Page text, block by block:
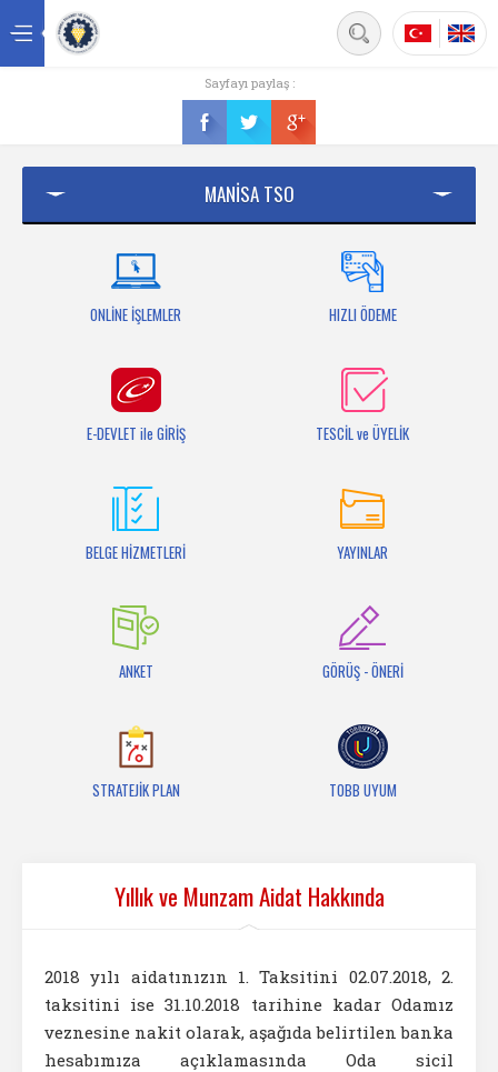
Üyelik
Bilgi Bankası
Sayfayı paylaş :
MANİSA TSO
ONLİNE İŞLEMLER HIZLI ÖDEME
E-DEVLET ile GİRİŞ TESCİL ve ÜYELİK
BELGE HİZMETLERİ YAYINLAR
ANKET GÖRÜŞ - ÖNERİ
STRATEJİK PLAN TOBB UYUM
Yıllık ve Munzam Aidat Hakkında
2018 yılı aidatınızın 1. Taksitini 02.07.2018, 2.
taksitini ise 31.10.2018 tarihine kadar Odamız
veznesine nakit olarak, aşağıda belirtilen banka
hesabımıza açıklamasında Oda sicil